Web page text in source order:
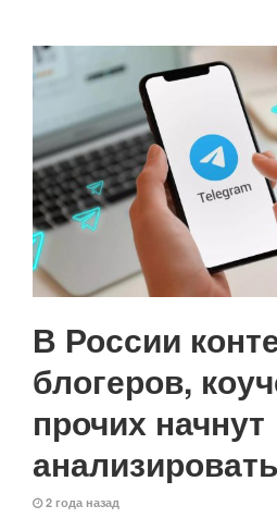
В России
блогеров,
прочих начнут
анализировать
2 года назад